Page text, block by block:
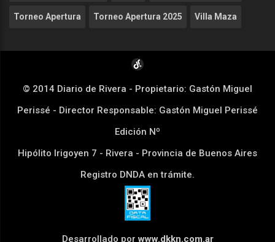
Torneo Apertura Torneo Apertura 2025 Villa Maza
© 2014 Diario de Rivera - Propietario: Gastón Miguel
Perissé - Director Responsable: Gastón Miguel Perissé
Edición Nº
Hipólito Irigoyen 7 - Rivera - Provincia de Buenos Aires
Registro DNDA en trámite.
Desarrollado porwww.dkkn.com.ar